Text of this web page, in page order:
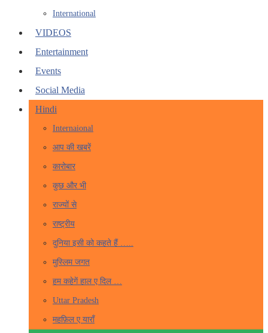
International
VIDEOS
Entertainment
Events
Social Media
Hindi
Internaional
आप की खबरें
कारोबार
कुछ और भी
राज्यों से
राष्ट्रीय
दुनिया इसी को कहते हैं …..
मुस्लिम जगत
हम कहेगें हाल ए दिल …
Uttar Pradesh
महफ़िल ए याराँ